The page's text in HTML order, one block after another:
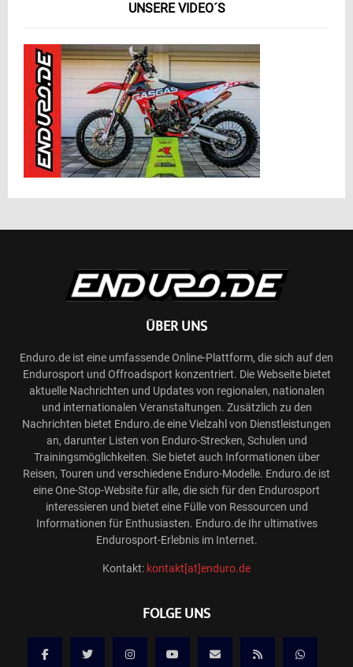
UNSERE VIDEO´S
ÜBER UNS
Enduro.de ist eine umfassende Online-Plattform, die sich auf den
Endurosport und Offroadsport konzentriert. Die Webseite bietet
aktuelle Nachrichten und Updates von regionalen, nationalen
und internationalen Veranstaltungen. Zusätzlich zu den
Nachrichten bietet Enduro.de eine Vielzahl von Dienstleistungen
an, darunter Listen von Enduro-Strecken, Schulen und
Trainingsmöglichkeiten. Sie bietet auch Informationen über
Reisen, Touren und verschiedene Enduro-Modelle. Enduro.de ist
eine One-Stop-Website für alle, die sich für den Endurosport
interessieren und bietet eine Fülle von Ressourcen und
Informationen für Enthusiasten. Enduro.de Ihr ultimatives
Endurosport-Erlebnis im Internet.
Kontakt: kontakt[at]enduro.de
FOLGE UNS